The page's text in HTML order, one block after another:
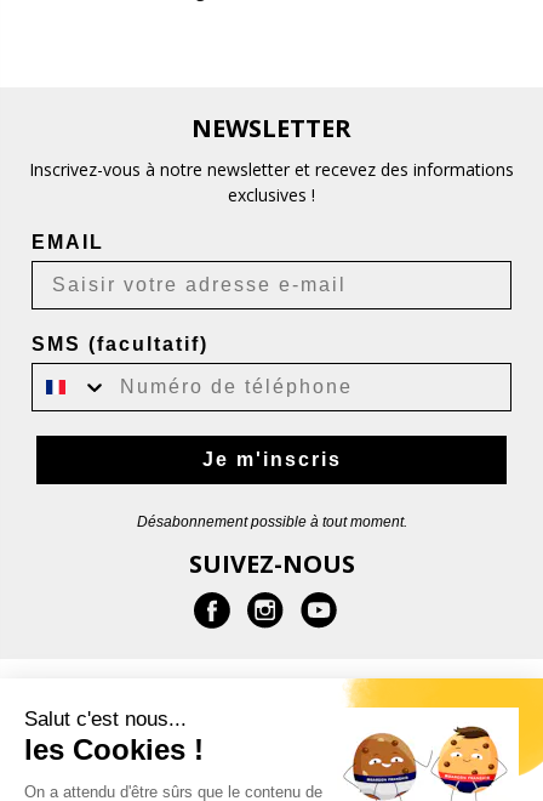
NEWSLETTER
Inscrivez-vous à notre newsletter et recevez des informations
exclusives !
EMAIL
SMS (facultatif)
Je m'inscris
Désabonnement possible à tout moment.
SUIVEZ-NOUS
AIDE
Salut c'est nous...
les Cookies !
On a attendu d'être sûrs que le contenu de